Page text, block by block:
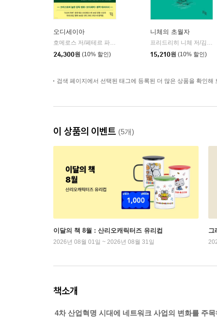
오디세이아
호메로스 저/페테르 파울 루벤스 그림/박문재 역 |
현대지성
24,300원 (10% 할인)
니체의 초월자
프리드리히 니체 저/김철 편역
15,210원 (10% 할인)
검색 페이지에서 선택된 태그에 등록된 더 많은 상품을 확인해
이 상품의 이벤트 (5개)
이달의 책 8월 : 산리오캐릭터즈 유리컵
2026년 08월 01일 ~ 2026년 08월 31일
그
책소개
4차 산업혁명 시대에 네트워크 사업의 변화를 주